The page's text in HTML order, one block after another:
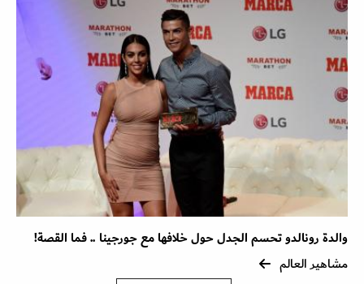
والدة رونالدو تحسم الجدل حول خلافها مع جورجينا .. فما القصة!
مشاهير العالم